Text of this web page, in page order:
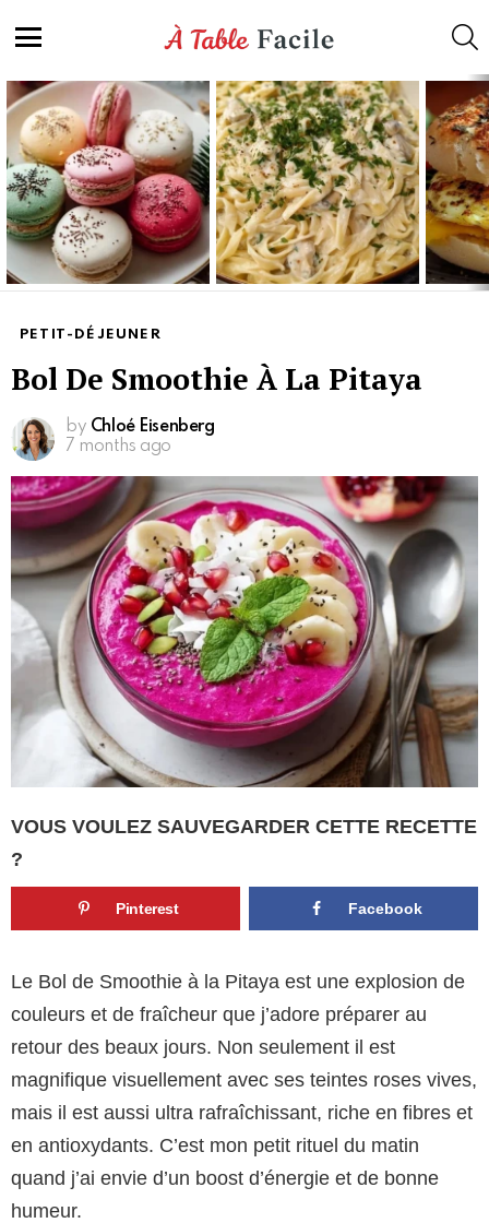
Latest
stories
PETIT-DÉJEUNER
Bol De Smoothie À La Pitaya
by Chloé Eisenberg
7 months ago
VOUS VOULEZ SAUVEGARDER CETTE RECETTE
?
Pinterest Facebook
Le Bol de Smoothie à la Pitaya est une explosion de
couleurs et de fraîcheur que j’adore préparer au
retour des beaux jours. Non seulement il est
magnifique visuellement avec ses teintes roses vives,
mais il est aussi ultra rafraîchissant, riche en fibres et
en antioxydants. C’est mon petit rituel du matin
quand j’ai envie d’un boost d’énergie et de bonne
humeur.